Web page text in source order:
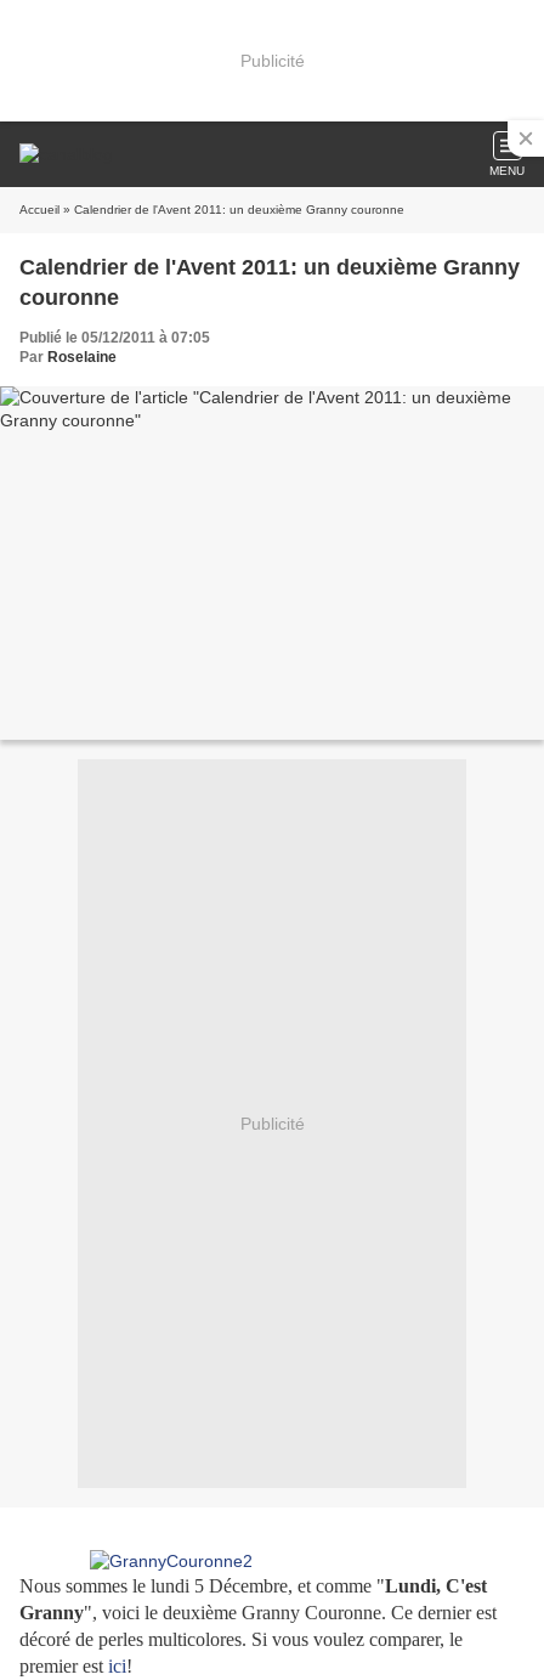
Publicité
MENU
Accueil » Calendrier de l'Avent 2011: un deuxième Granny couronne
Calendrier de l'Avent 2011: un deuxième Granny
couronne
Publié le 05/12/2011 à 07:05
Par Roselaine
Publicité
Nous sommes le lundi 5 Décembre, et comme "Lundi, C'est
Granny", voici le deuxième Granny Couronne. Ce dernier est
décoré de perles multicolores. Si vous voulez comparer, le
premier est ici!